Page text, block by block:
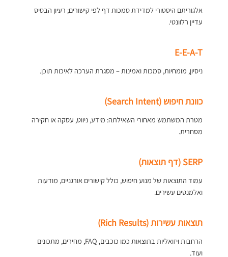
אלגוריתם היסטורי למדידת סמכות דף לפי קישורים; רעיון הבסיס
עדיין רלוונטי.
E-E-A-T
ניסיון, מומחיות, סמכות ואמינות – מסגרת הערכה לאיכות תוכן.
כוונת חיפוש (Search Intent)
מטרת המשתמש מאחורי השאילתה: מידע, ניווט, עסקה או חקירה
מסחרית.
SERP (דף תוצאות)
עמוד התוצאות של מנוע חיפוש, כולל קישורים אורגניים, מודעות
ואלמנטים עשירים.
תוצאות עשירות (Rich Results)
הרחבות ויזואליות בתוצאות כמו כוכבים, FAQ, מחירים, מתכונים
ועוד.